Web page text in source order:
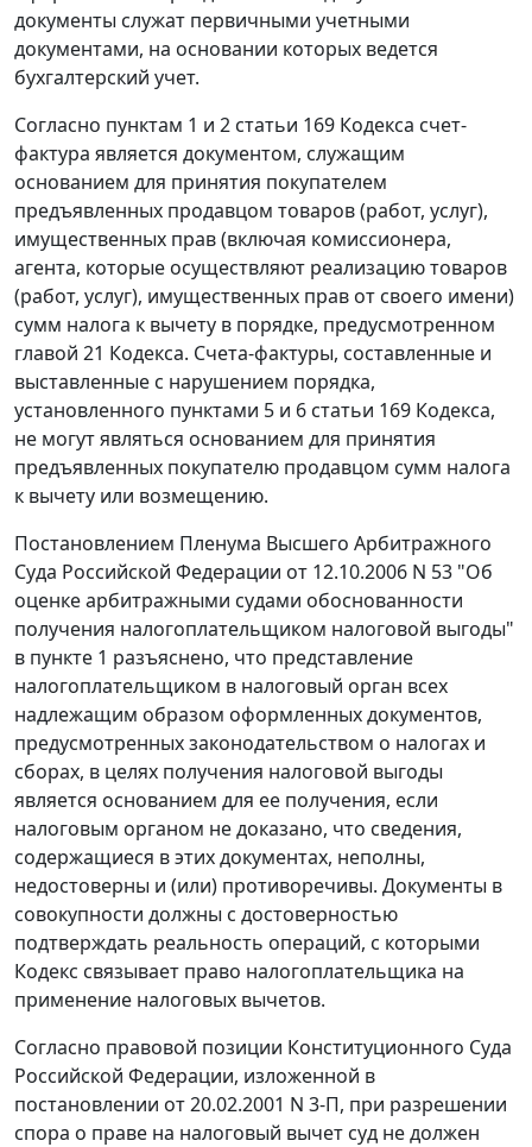
документы служат первичными учетными
документами, на основании которых ведется
бухгалтерский учет.
Согласно пунктам 1 и 2 статьи 169 Кодекса счет-
фактура является документом, служащим
основанием для принятия покупателем
предъявленных продавцом товаров (работ, услуг),
имущественных прав (включая комиссионера,
агента, которые осуществляют реализацию товаров
(работ, услуг), имущественных прав от своего имени)
сумм налога к вычету в порядке, предусмотренном
главой 21 Кодекса. Счета-фактуры, составленные и
выставленные с нарушением порядка,
установленного пунктами 5 и 6 статьи 169 Кодекса,
не могут являться основанием для принятия
предъявленных покупателю продавцом сумм налога
к вычету или возмещению.
Постановлением Пленума Высшего Арбитражного
Суда Российской Федерации от 12.10.2006 N 53 "Об
оценке арбитражными судами обоснованности
получения налогоплательщиком налоговой выгоды"
в пункте 1 разъяснено, что представление
налогоплательщиком в налоговый орган всех
надлежащим образом оформленных документов,
предусмотренных законодательством о налогах и
сборах, в целях получения налоговой выгоды
является основанием для ее получения, если
налоговым органом не доказано, что сведения,
содержащиеся в этих документах, неполны,
недостоверны и (или) противоречивы. Документы в
совокупности должны с достоверностью
подтверждать реальность операций, с которыми
Кодекс связывает право налогоплательщика на
применение налоговых вычетов.
Согласно правовой позиции Конституционного Суда
Российской Федерации, изложенной в
постановлении от 20.02.2001 N 3-П, при разрешении
спора о праве на налоговый вычет суд не должен